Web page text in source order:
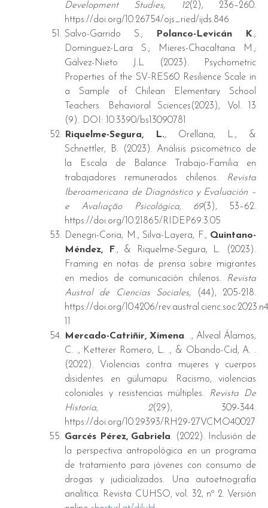
Development Studies, 12(2), 236–260.
https://doi.org/10.26754/ojs_ried/ijds.846
Salvo-Garrido S.;
Polanco-Levicán K.;
Dominguez-Lara S.; Mieres-Chacaltana M.;
Gálvez-Nieto J.L (2023). Psychometric
Properties of the SV-RES60 Resilience Scale in
a Sample of Chilean Elementary School
Teachers. Behavioral Sciences(2023), Vol. 13
(9). DOI: 10.3390/bs13090781
Riquelme-Segura, L., Orellana, L., &
Schnettler, B. (2023). Análisis psicométrico de
la Escala de Balance Trabajo-Familia en
trabajadores remunerados chilenos.
Revista
Iberoamericana de Diagnóstico y Evaluación –
e Avaliação Psicológica, 69(3), 53–62.
https://doi.org/10.21865/RIDEP69.3.05
Denegri-Coria, M., Silva-Layera, F., Quintano-
Méndez, F., & Riquelme-Segura, L. (2023).
Framing en notas de prensa sobre migrantes
en medios de comunicación chilenos.
Revista
Austral de Ciencias Sociales, (44), 205-218.
https://doi.org/10.4206/
11
Mercado-Catriñir, Ximena. ., Alveal Álamos,
C. ., Ketterer Romero, L. ., & Obando-Cid, A. .
(2022). Violencias contra mujeres y cuerpos
disidentes en gülumapu: Racismo, violencias
coloniales y resistencias múltiples.
Revista De
Historia, 2(29), 309-344.
https://doi.org/10.29393/RH29-27VCMO40027
Garcés Pérez, Gabriela. (2022). Inclusión de
la perspectiva antropológica en un programa
de tratamiento para jóvenes con consumo de
drogas y judicializados. Una autoetnografía
analítica. Revista CUHSO, vol. 32, nº 2. Versión